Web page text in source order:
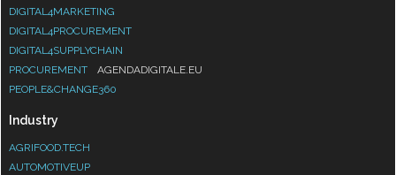
DIGITAL4MARKETING
DIGITAL4PROCUREMENT
DIGITAL4SUPPLYCHAIN
PROCUREMENT
AGENDADIGITALE.EU
PEOPLE&CHANGE360
Industry
AGRIFOOD.TECH
AUTOMOTIVEUP